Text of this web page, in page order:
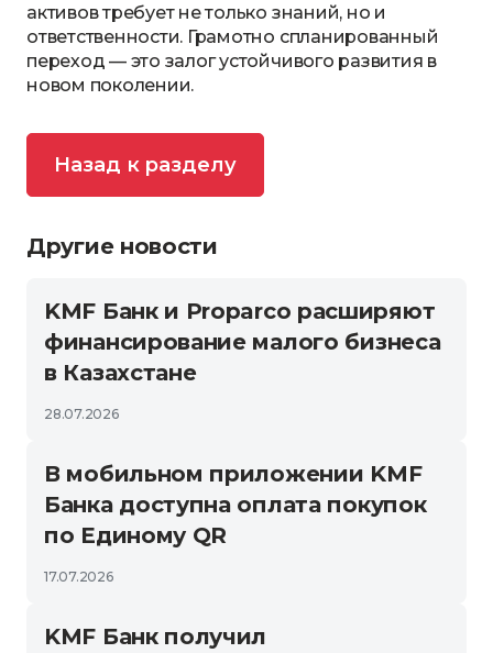
активов требует не только знаний, но и
ответственности. Грамотно спланированный
переход — это залог устойчивого развития в
новом поколении.
Назад к разделу
Другие новости
KMF Банк и Proparco расширяют
финансирование малого бизнеса
в Казахстане
28.07.2026
В мобильном приложении KMF
Банка доступна оплата покупок
по Единому QR
17.07.2026
KMF Банк получил